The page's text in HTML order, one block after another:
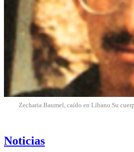
Zecharia Baumel, caído en Líbano.Su
Noticias